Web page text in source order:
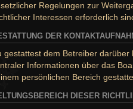
Regelungen zur
Interessen erforderlich
DER
gestattest dem Betreiber
Informationen über das
persönlichen Bereich
DIESER